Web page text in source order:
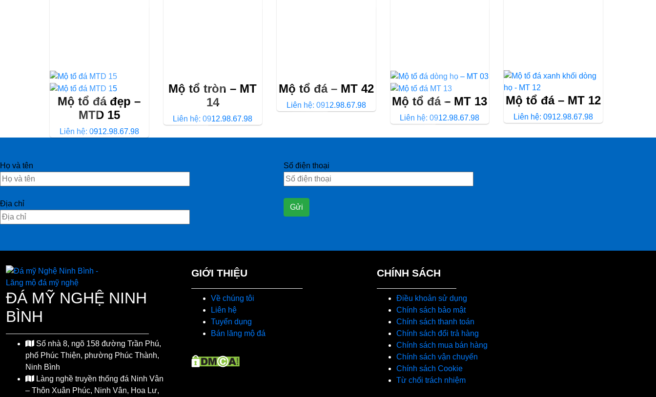
Mộ tổ đá đẹp –
MTD 15
Liên hệ: 0912.98.67.98
Mộ tổ tròn – MT
14
Liên hệ: 0912.98.67.98
Mộ tổ đá – MT 42
Liên hệ: 0912.98.67.98 Mộ tổ đá – MT 13
Liên hệ: 0912.98.67.98
Mộ tổ đá – MT 12
Liên hệ: 0912.98.67.98
Họ và tên Số điện thoại
Địa chỉ
ĐÁ MỸ NGHỆ NINH
BÌNH
Số nhà 8, ngõ 158 đường Trần Phú,
phố Phúc Thiện, phường Phúc Thành,
Ninh Bình
Làng nghề truyền thống đá Ninh Vân
– Thôn Xuân Phúc, Ninh Vân, Hoa Lư,
GIỚI THIỆU
Về chúng tôi
Liên hệ
Tuyển dụng
Bán lăng mộ đá
CHÍNH SÁCH
Điều khoản sử dụng
Chính sách bảo mật
Chính sách thanh toán
Chính sách đổi trả hàng
Chính sách mua bán hàng
Chính sách vận chuyển
Chính sách Cookie
Từ chối trách nhiệm